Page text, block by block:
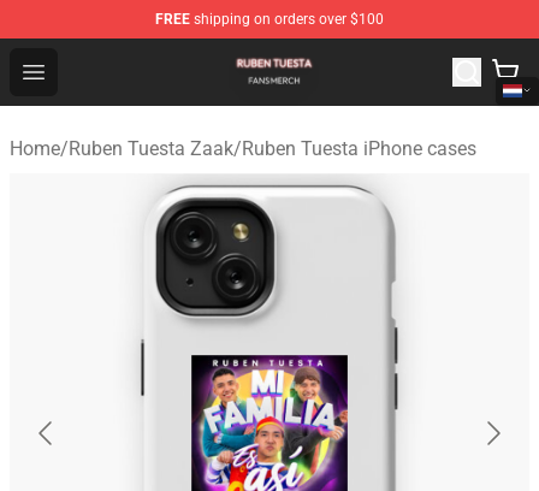
FREE shipping on orders over $100
Open menu
Ruben Tuesta Shop - Official Ruben Tuesta Merchandise
Home/Ruben Tuesta Zaak/Ruben Tuesta iPhone cases